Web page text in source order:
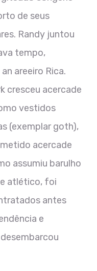
de seus
Randy juntou
tempo,
areeiro Rica.
cresceu acercade
vestidos
(exemplar goth),
acercade
assumiu barulho
atlético, foi
antes
e